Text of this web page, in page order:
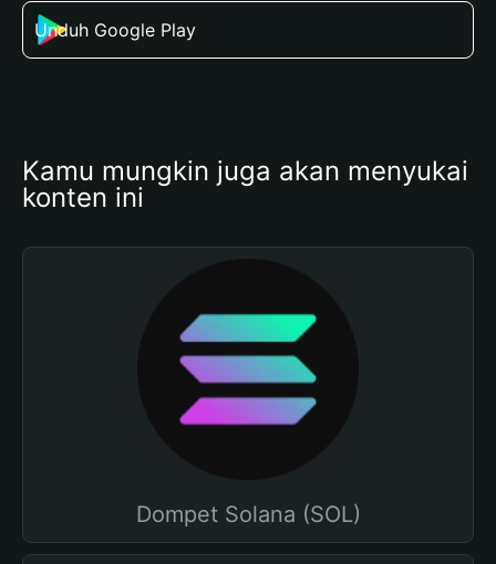
Unduh Google Play
Kamu mungkin juga akan menyukai
konten ini
Dompet Solana (SOL)